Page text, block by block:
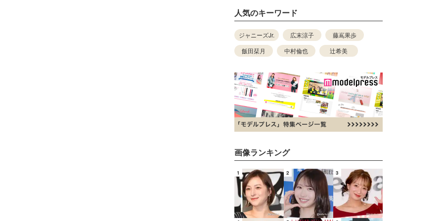
人気のキーワード
ジャニーズJr. 広末涼子
藤嶌果歩
飯田栞月
中村倫也 辻希美
画像ランキング
1 2 3